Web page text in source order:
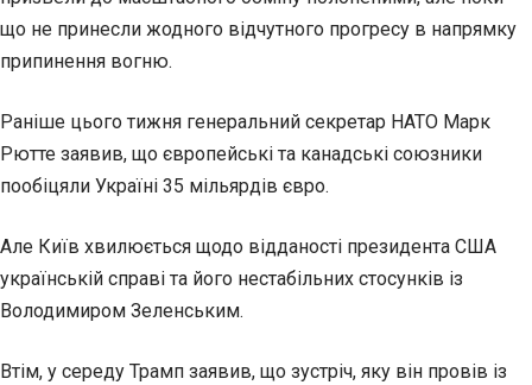
що не принесли жодного відчутного прогресу в напрямку
припинення вогню.
Раніше цього тижня генеральний секретар НАТО Марк
Рютте заявив, що європейські та канадські союзники
пообіцяли Україні 35 мільярдів євро.
Але Київ хвилюється щодо відданості президента США
українській справі та його нестабільних стосунків із
Володимиром Зеленським.
Втім, у середу Трамп заявив, що зустріч, яку він провів із